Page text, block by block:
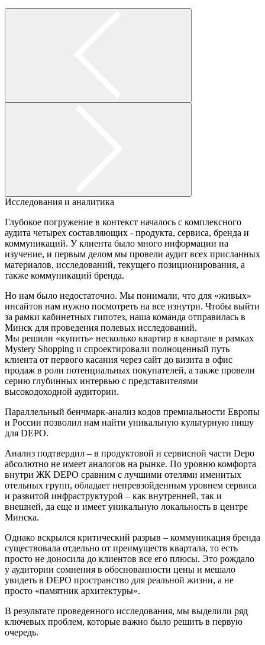
Исследования и аналитика
Глубокое погружение в контекст началось с комплексного
аудита четырех составляющих - продукта, сервиса, бренда и
коммуникаций. У клиента было много информации на
изучение, и первым делом мы провели аудит всех присланных
материалов, исследований, текущего позиционирования, а
также коммуникаций бренда.
Но нам было недостаточно. Мы понимали, что для «живых»
инсайтов нам нужно посмотреть на все изнутри. Чтобы выйти
за рамки кабинетных гипотез, наша команда отправилась в
Минск для проведения полевых исследований.
Мы решили «купить» несколько квартир в квартале в рамках
Mystery Shopping и спроектировали полноценный путь
клиента от первого касания через сайт до визита в офис
продаж в роли потенциальных покупателей, а также провели
серию глубинных интервью с представителями
высокодоходной аудитории.
Параллельный бенчмарк-анализ кодов премиальности Европы
и России позволил нам найти уникальную культурную нишу
для DEPO.
Анализ подтвердил – в продуктовой и сервисной части Depo
абсолютно не имеет аналогов на рынке. По уровню комфорта
внутри ЖК DEPO сравним с лучшими отелями именитых
отельных групп, обладает непревзойденным уровнем сервиса
и развитой инфраструктурой – как внутренней, так и
внешней, да еще и имеет уникальную локальность в центре
Минска.
Однако вскрылся критический разрыв – коммуникация бренда
существовала отдельно от преимуществ квартала, то есть
просто не доносила до клиентов все его плюсы. Это рождало
у аудитории сомнения в обоснованности цены и мешало
увидеть в DEPO пространство для реальной жизни, а не
просто «памятник архитектуры».
В результате проведенного исследования, мы выделили ряд
ключевых проблем, которые важно было решить в первую
очередь.